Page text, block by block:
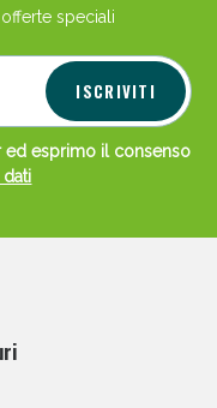
speciali
ISCRIVITI
ed esprimo il consenso